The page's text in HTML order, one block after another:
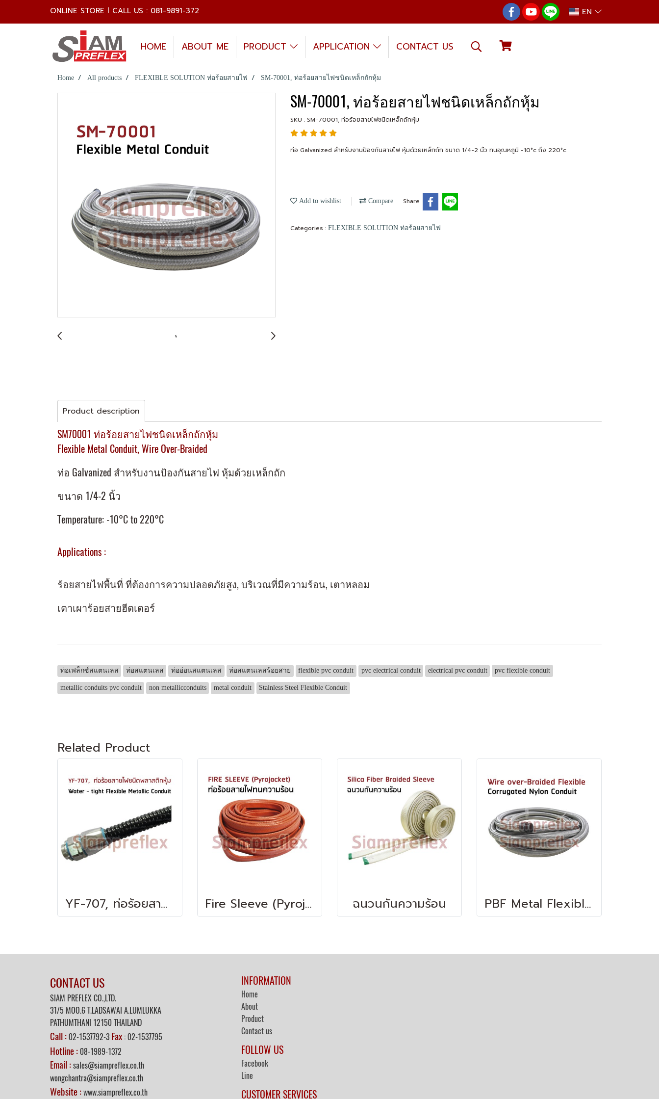
ONLINE STORE l CALL US : 081-9891-372 EN
HOME ABOUT ME PRODUCT APPLICATION CONTACT US
Home All products FLEXIBLE SOLUTION ท่อร้อยสายไฟ SM-70001, ท่อร้อยสายไฟชนิดเหล็กถักหุ้ม
SM-70001, ท่อร้อยสายไฟชนิดเหล็กถักหุ้ม
SKU : SM-70001, ท่อร้อยสายไฟชนิดเหล็กถักหุ้ม
ท่อ Galvanized สำหรับงานป้องกันสายไฟ หุ้มด้วยเหล็กถัก ขนาด 1/4-2 นิ้ว ทนอุณหภูมิ -10°c ถึง 220°c
Add to wishlist Compare Share
Categories : FLEXIBLE SOLUTION ท่อร้อยสายไฟ
Product description
SM70001 ท่อร้อยสายไฟชนิดเหล็กถักหุ้ม
Flexible Metal Conduit, Wire Over-Braided
ท่อ Galvanized สำหรับงานป้องกันสายไฟ หุ้มด้วยเหล็กถัก
ขนาด 1/4-2 นิ้ว
Temperature: -10°C to 220°C
Applications :
ร้อยสายไฟพื้นที่ ที่ต้องการความปลอดภัยสูง, บริเวณที่มีความร้อน, เตาหลอม
เตาเผาร้อยสายฮีตเตอร์
ท่อเฟล็กซ์สแตนเลส ท่อสแตนเลส ท่ออ่อนสแตนเลส ท่อสแตนเลสร้อยสาย flexible pvc conduit pvc electrical conduit electrical pvc conduit pvc flexible conduit
metallic conduits pvc conduit non metallicconduits metal conduit Stainless Steel Flexible Conduit
Related Product
YF-707, ท่อร้อยสายไฟชนิดพลาสติกหุ้ม Fire Sleeve (Pyrojacket) ฉนวนกันความร้อน PBF Metal Flexible Conduit
CONTACT US
SIAM PREFLEX CO.,LTD.
31/5 MOO.6 T.LADSAWAI A.LUMLUKKA
PATHUMTHANI 12150 THAILAND
Call :02-1537792-3 Fax : 02-1537795
Hotline :08-1989-1372
Email : sales@siampreflex.co.th
wongchantra@siampreflex.co.th
Website :www.siampreflex.co.th
INFORMATION
Home
About
Product
Contact us
FOLLOW US
Facebook
Line
CUSTOMER SERVICES